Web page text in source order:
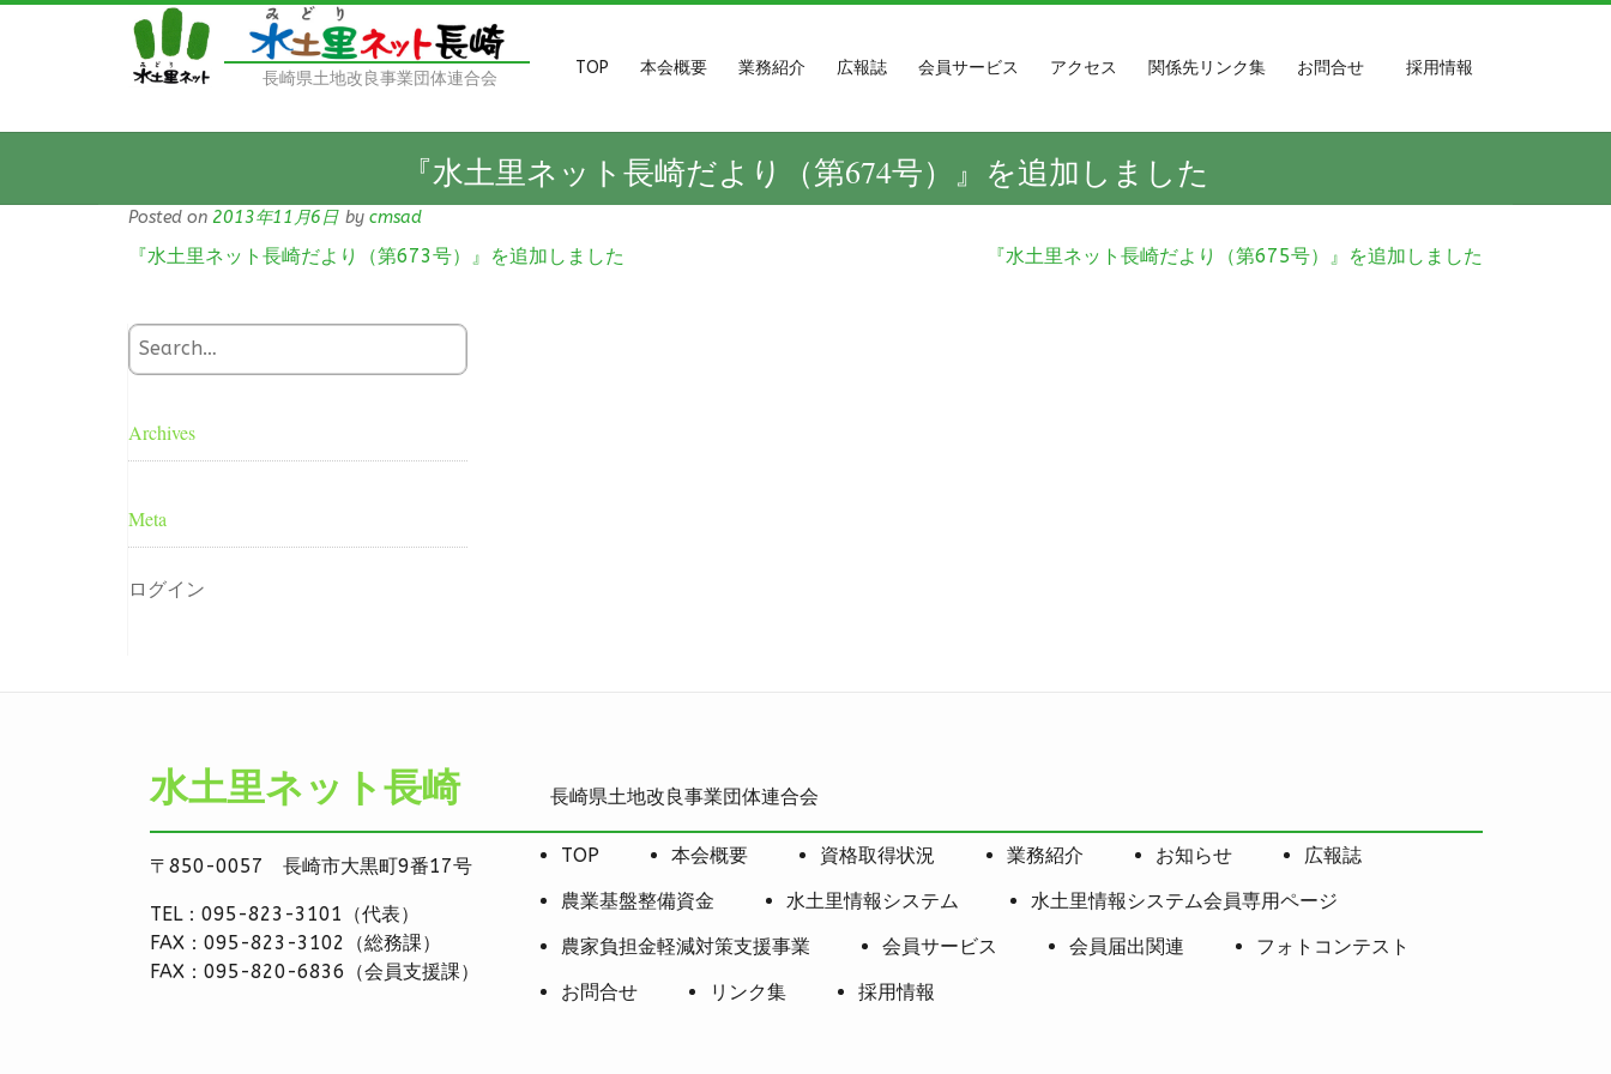
長崎県土地改良事業団体連合会 TOP 本会概要 業務紹介 広報誌 会員サービス アクセス 関係先リンク集 お問合せ 採用情報
『水土里ネット長崎だより（第674号）』を追加しました
Posted on 2013年11月6日 by cmsad
『水土里ネット長崎だより（第673号）』を追加しました 『水土里ネット長崎だより（第675号）』を追加しました
Archives
Meta
ログイン
水土里ネット長崎 長崎県土地改良事業団体連合会
〒850-0057 長崎市大黒町9番17号
TEL：095-823-3101（代表）
FAX：095-823-3102（総務課）
FAX：095-820-6836（会員支援課）
TOP 本会概要 資格取得状況 業務紹介 お知らせ
広報誌
農業基盤整備資金
水土里情報システム
水土里情報システム会員専用ページ
農家負担金軽減対策支援事業
会員サービス 会員届出関連
フォトコンテスト
お問合せ
リンク集 採用情報